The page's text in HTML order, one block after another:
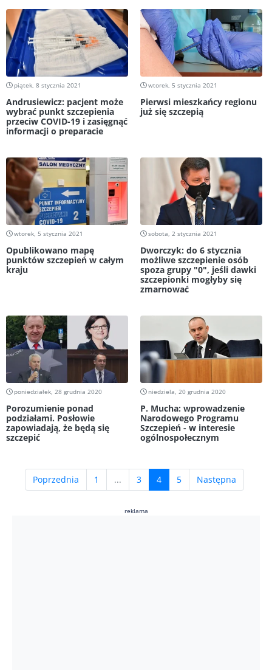
piątek, 8 stycznia 2021
Andrusiewicz: pacjent może
wybrać punkt szczepienia
przeciw COVID-19 i zasięgnąć
informacji o preparacie
wtorek, 5 stycznia 2021
Pierwsi mieszkańcy regionu
już się szczepią
wtorek, 5 stycznia 2021
Opublikowano mapę
punktów szczepień w całym
kraju
sobota, 2 stycznia 2021
Dworczyk: do 6 stycznia
możliwe szczepienie osób
spoza grupy "0", jeśli dawki
szczepionki mogłyby się
zmarnować
poniedziałek, 28 grudnia 2020
Porozumienie ponad
podziałami. Posłowie
zapowiadają, że będą się
szczepić
niedziela, 20 grudnia 2020
P. Mucha: wprowadzenie
Narodowego Programu
Szczepień - w interesie
ogólnospołecznym
Poprzednia 1 ... 3 4(current)
5 Następna
reklama